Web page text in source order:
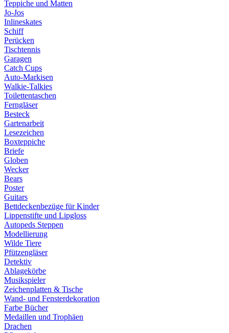
Teppiche und Matten
Jo-Jos
Inlineskates
Schiff
Perücken
Tischtennis
Garagen
Catch Cups
Auto-Markisen
Walkie-Talkies
Toilettentaschen
Ferngläser
Besteck
Gartenarbeit
Lesezeichen
Boxteppiche
Briefe
Globen
Wecker
Bears
Poster
Guitars
Bettdeckenbezüge für Kinder
Lippenstifte und Lipgloss
Autopeds Steppen
Modellierung
Wilde Tiere
Pfützengläser
Detektiv
Ablagekörbe
Musikspieler
Zeichenplatten & Tische
Wand- und Fensterdekoration
Farbe Bücher
Medaillen und Trophäen
Drachen